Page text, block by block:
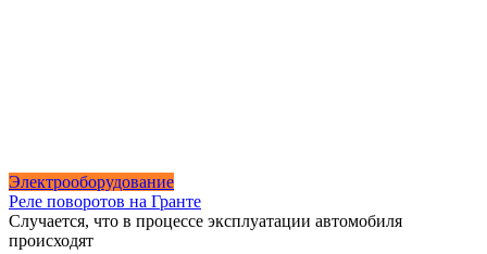
Электрооборудование
Реле поворотов на Гранте
Случается, что в процессе эксплуатации автомобиля
происходят